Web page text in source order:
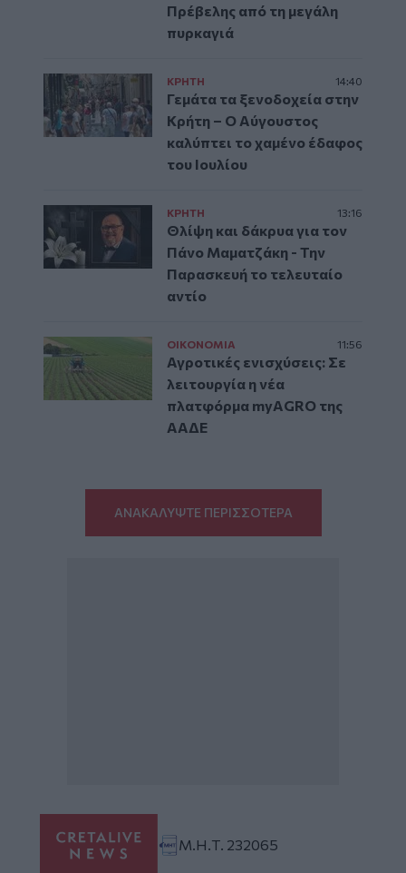
Πρέβελης από τη μεγάλη
πυρκαγιά
ΚΡΗΤΗ 14:40
Γεμάτα τα ξενοδοχεία στην
Κρήτη – Ο Αύγουστος
καλύπτει το χαμένο έδαφος
του Ιουλίου
ΚΡΗΤΗ 13:16
Θλίψη και δάκρυα για τον
Πάνο Μαματζάκη - Την
Παρασκευή το τελευταίο
αντίο
ΟΙΚΟΝΟΜΙΑ 11:56
Αγροτικές ενισχύσεις: Σε
λειτουργία η νέα
πλατφόρμα myAGRO της
ΑΑΔΕ
ΑΝΑΚΑΛΥΨΤΕ ΠΕΡΙΣΣΟΤΕΡΑ
Μ.Η.Τ. 232065